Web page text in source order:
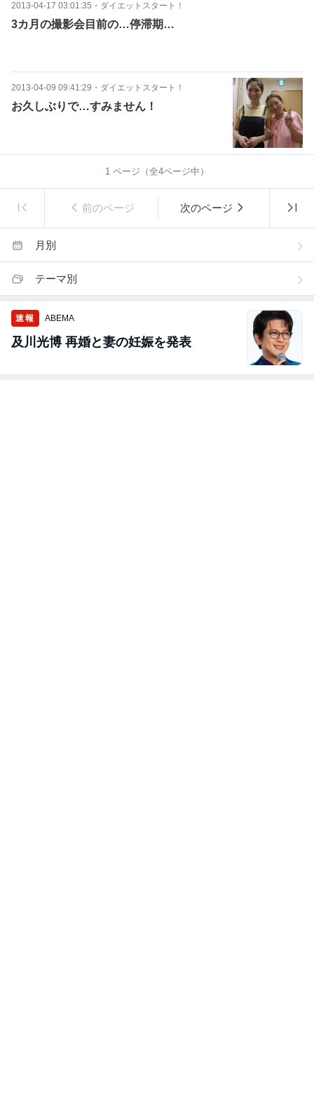
2013-04-17 03:01:35 ・ ダイエットスタート！
3カ月の撮影会目前の…停滞期…
2013-04-09 09:41:29 ・ ダイエットスタート！
お久しぶりで…すみません！
1 ページ（全4ページ中）
前のページ 次のページ
月別
テーマ別
速報 ABEMA
及川光博 再婚と妻の妊娠を発表